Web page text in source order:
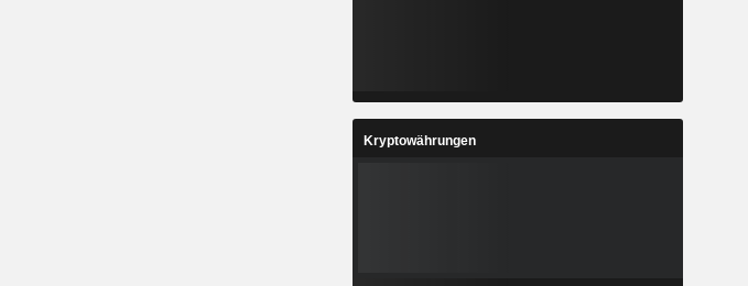
Kryptowährungen